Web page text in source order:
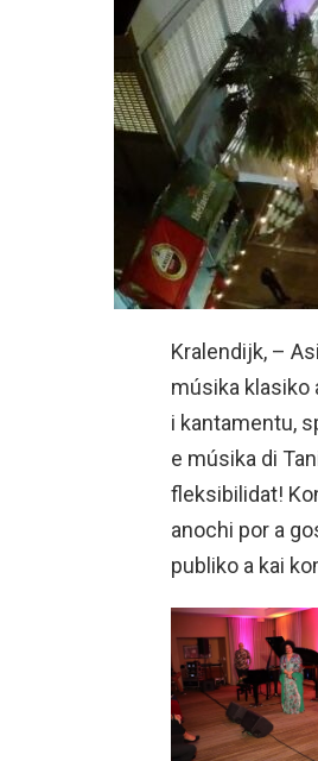
Kralendijk, –
músika klasiko
i kantamentu,
e músika di
fleksibilidat!
anochi por a
publiko a kai